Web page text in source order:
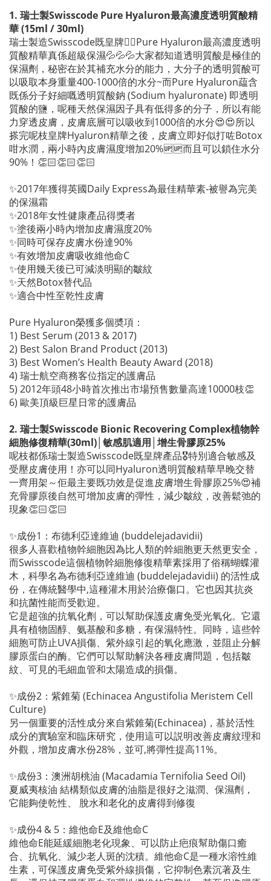
1. 瑞士製Swisscode Pure Hyaluron最高濃度透明質酸精
華 (15ml / 30ml)
瑞士製造Swisscode既皇牌👉🏻Pure Hyaluron最高濃度透明
質酸精華真係超級保濕💦💦💦大家都知道透明質酸是極佳的
保濕劑，秘密在於其補充水分的能力，大分子的透明質酸可
以吸取本身重量400-1000倍的水分~而Pure Hyaluron藴含
既係分子好細嘅透明質酸鈉 (Sodium hyaluronate) 即透明
質酸的鹽，呢種天然保濕因子具有低得多的分子，所以有能
力穿透皮膚，皮膚底層可以吸收到1000倍的水分😍😍所以
搽完呢枝皇牌Hyaluron精華之後，皮膚立即好似打咗Botox
咁水潤，兩小時內皮膚濕度增加20%🆙🆙而且可以鎖住水分
90%！👏🏻👏🏻👏🏻
✨2017年獲得英國Daily Express為最佳精華素-被譽為完美
的保濕霜
✨2018年女性健康產品得獎者
✨塗後兩小時內增加皮膚濕度20%
✨同時可保存皮膚水份達90%
✨有效增加皮膚吸收維他命C
✨使用幾天後已可減淡明顯的皺紋
✨天然Botox替代品
✨適合中性至乾性皮膚
Pure Hyaluron榮獲多個奬項：
1) Best Serum (2013 & 2017)
2) Best Salon Brand Product (2013)
3) Best Women’s Health Beauty Award (2018)
4) 瑞士航空商務客位指定的護膚品
5) 2012年頭48小時首次推出市場預售數量高達10000枝👏
6) 歐美頂級巨星日常的護膚品
2. 瑞士製Swisscode Bionic Recovering Complex植物幹
細胞修復精華(30ml)│敏感肌適用│增生骨膠原25%
呢枝都係瑞士製造Swisscode既皇牌產品🎖特別適合敏感及
受壓皮膚使用！亦可以同Hyaluron透明質酸精華早晚交替
一齊用架～佢最主要既功效是促進皮膚增生骨膠原25%😍補
充骨膠原後自然可增加皮膚的彈性，減少皺紋，改善鬆弛的
現象👏🏻👏🏻
✨成份1：布德利亞達維迪 (buddelejadavidii)
很多人喜歡植物幹細胞因為比人類的幹細胞更天然更安全，
而Swisscode這個植物幹細胞修復精華素採用了俗稱蝴蝶灌
木，科學名為布德利亞達維迪 (buddelejadavidii) 的活性成
份，在傳統醫學中,這種灌木用於治療傷口。它也因其抗炎
和抗菌性能而受歡迎。
它是超強的抗氧化劑，可以幫助保護皮膚免受光氧化。它還
具有植物固醇、氨基酸和多糖，有保濕特性。同時，這些幹
細胞可防止UVA損傷、紫外線引起的氧化應激，並阻止分解
膠原蛋白的酶。它們可以幫助解決各種皮膚問題，包括皺
紋、可見的毛細血管和太陽造成的損傷。
✨成份2：紫錐菊 (Echinacea Angustifolia Meristem Cell
Culture)
另一個重要的活性成分來自紫錐菊(Echinacea)，基於活性
成分的實驗室和臨床研究，使用這可以説明改善皮膚紋理和
外觀，增加皮膚水份28%，並可,將彈性提高11%。
✨成份3：澳洲胡桃油 (Macadamia Ternifolia Seed Oil)
夏威夷核油 結構類似皮膚的油脂是很好之滋潤、保濕劑，
它能夠使乾性、 脫水和老化的皮膚得到修復
✨成份4 & 5：維他命E及維他命C
維他命E能延緩細胞老化現象、可以防止疤痕幫助傷口癒
合、抗氧化、減少老人斑的沈積。維他命C是一種水溶性維
生素，可保護皮膚免受紫外線損傷，它抑制色素沉著及生